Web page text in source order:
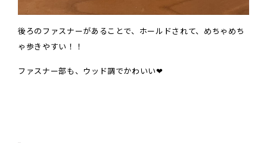
後ろのファスナーがあることで、ホールドされて、めちゃめち
ゃ歩きやすい！！
ファスナー部も、ウッド調でかわいい❤